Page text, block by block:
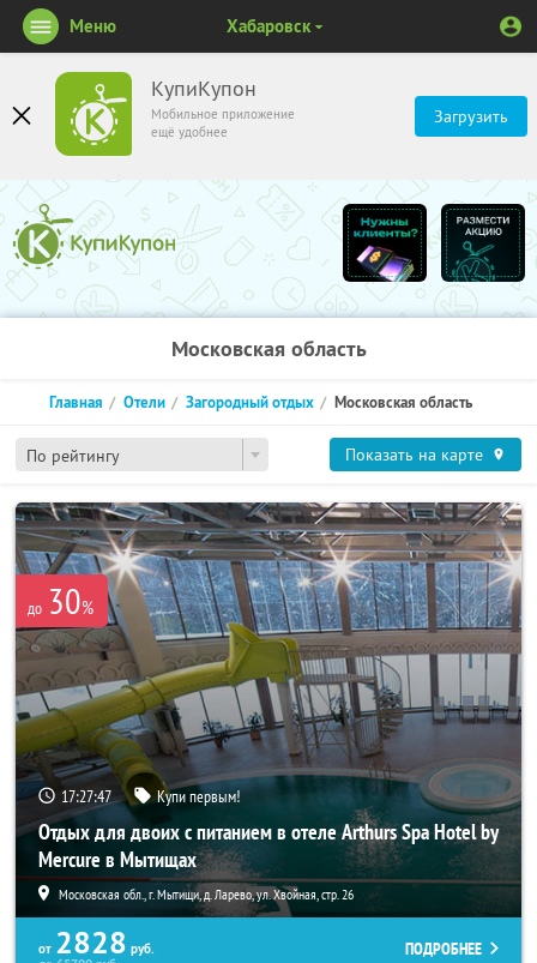
КупиКупон
Мобильное приложение
ещё удобнее
Загрузить
Меню Хабаровск
Московская область
По рейтингу
Главная Отели Загородный отдых Московская область
Показать на карте
до 30%
17:27:46 Купи первым!
Отдых для двоих с питанием в отеле Arthurs Spa Hotel by
Mercure в Мытищах
Московская обл., г. Мытищи, д. Ларево, ул. Хвойная, стр. 26
от 2828 руб.
ПОДРОБНЕЕ